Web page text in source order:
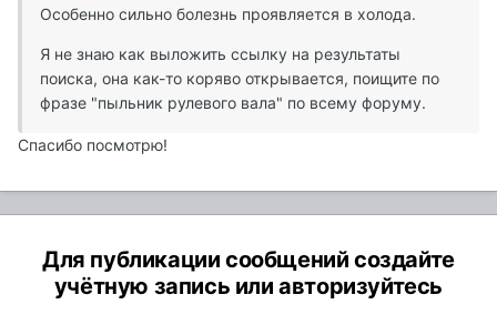
Особенно сильно болезнь проявляется в холода.
Я не знаю как выложить ссылку на результаты
поиска, она как-то коряво открывается, поищите по
фразе "пыльник рулевого вала" по всему форуму.
Спасибо посмотрю!
Для публикации сообщений создайте
учётную запись или авторизуйтесь